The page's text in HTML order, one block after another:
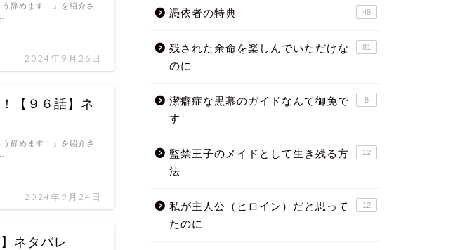
2024年9月26日
辞めます！」を紹介さ
【９６話】ネ
2024年9月24日
辞めます！」を紹介さ
ネタバレ
憑依者の特典 48
残された余命を楽しんでいただけな
のに
81
潔癖症な黒幕のガイドなんて御免で
す
8
監禁王子のメイドとして生き残る方
法
12
私が主人公（ヒロイン）だと思って
たのに
12